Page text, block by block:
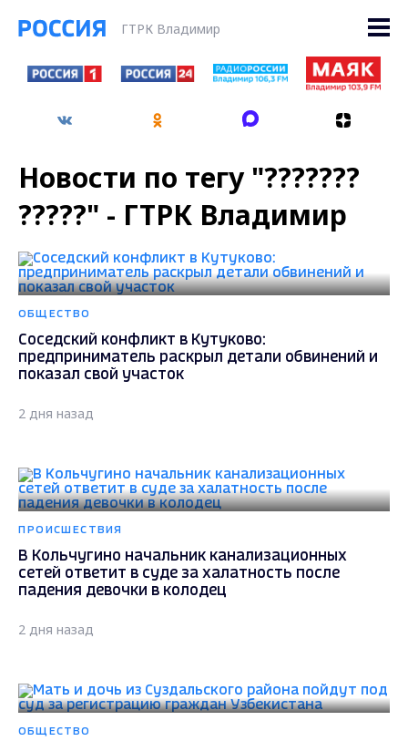
ГТРК Владимир
Новости по тегу "???????
?????" - ГТРК Владимир
ОБЩЕСТВО
Соседский конфликт в Кутуково:
предприниматель раскрыл детали обвинений и
показал свой участок
2 дня назад
ПРОИСШЕСТВИЯ
В Кольчугино начальник канализационных
сетей ответит в суде за халатность после
падения девочки в колодец
2 дня назад
ОБЩЕСТВО